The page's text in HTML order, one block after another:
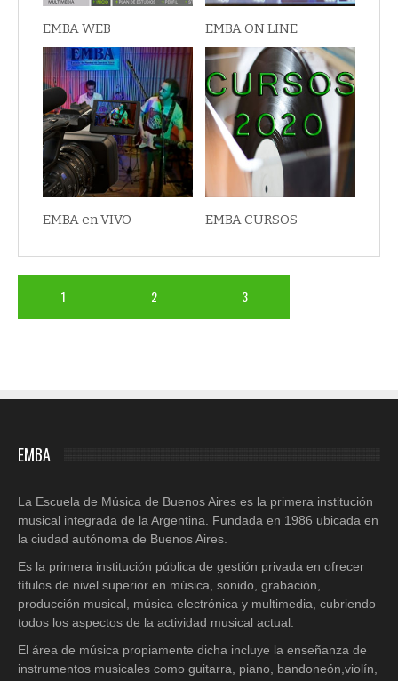
EMBA WEB EMBA ON LINE
EMBA en VIVO EMBA CURSOS
1 2 3
EMBA
La Escuela de Música de Buenos Aires es la primera institución
musical integrada de la Argentina. Fundada en 1986 ubicada en
la ciudad autónoma de Buenos Aires.
Es la primera institución pública de gestión privada en ofrecer
títulos de nivel superior en música, sonido, grabación,
producción musical, música electrónica y multimedia, cubriendo
todos los aspectos de la actividad musical actual.
El área de música propiamente dicha incluye la enseñanza de
instrumentos musicales como guitarra, piano, bandoneón,violín,